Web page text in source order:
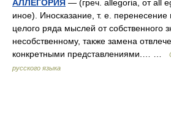
АЛЛЕГОРИЯ — (греч. allegoria, от all
иное). Иносказание, т. е.
целого ряда мыслей от собственного
несобственному, также замена
конкретными представлениями.… …
русского языка